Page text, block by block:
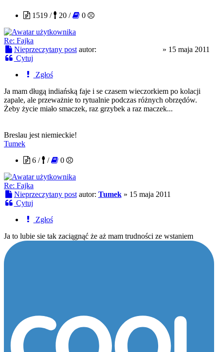
1519 /
20 / 0
Re: Fajka
Nieprzeczytany post autor: » 15 maja 2011
Cytuj
Zgłoś
Ja mam długą indiańską faje i se czasem wieczorkiem po kolacji
zapale, ale przeważnie to rytualnie podczas różnych obrzędów.
Żeby życie miało smaczek, raz grzybek a raz maczek...
Breslau jest niemieckie!
Tumek
6 /
/ 0
Re: Fajka
Nieprzeczytany post autor: Tumek» 15 maja 2011
Cytuj
Zgłoś
Ja to lubie sie tak zaciągnąć że aż mam trudności ze wstaniem